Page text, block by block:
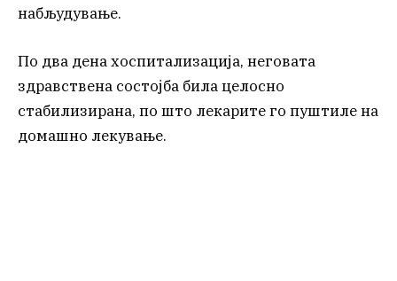
набљудување.
По два дена хоспитализација, неговата
здравствена состојба била целосно
стабилизирана, по што лекарите го пуштиле на
домашно лекување.